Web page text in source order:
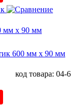
600 мм х 90 мм
код товара: 04-6